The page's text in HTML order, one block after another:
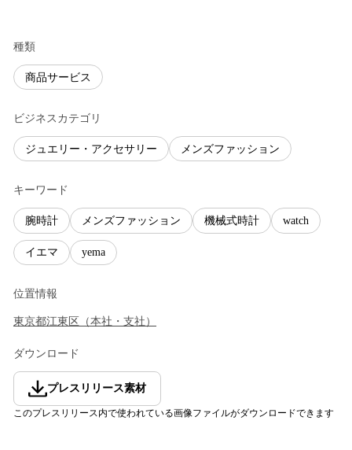
種類
商品サービス
ビジネスカテゴリ
ジュエリー・アクセサリー メンズファッション
キーワード
腕時計 メンズファッション 機械式時計 watch
イエマ yema
位置情報
東京都江東区 （本社・支社 ）
ダウンロード
プレスリリース素材
このプレスリリース内で使われている画像ファイルがダウンロードできます